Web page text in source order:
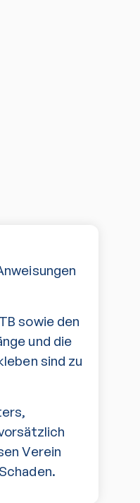
sowie den
und die
sind zu
Verein